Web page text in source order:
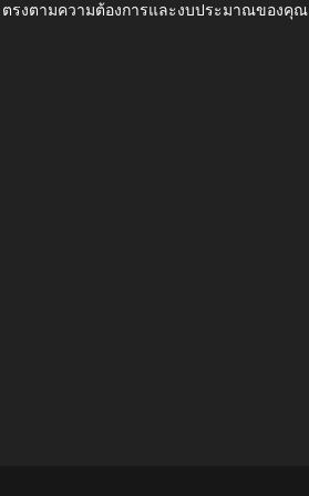
รงตามความต้องการและงบประมาณของคุณ